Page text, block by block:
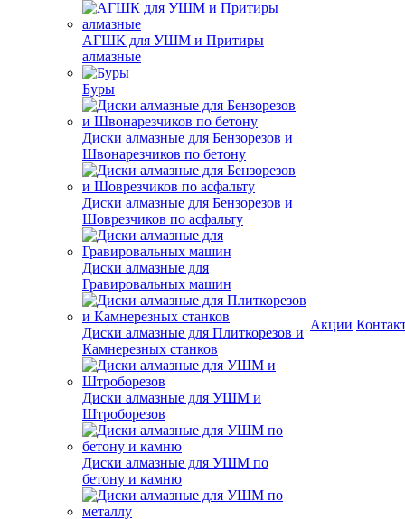
АГШК для УШМ и Притиры
алмазные
Буры
Диски алмазные для Бензорезов и
Швонарезчиков по бетону
Диски алмазные для Бензорезов и
Шоврезчиков по асфальту
Диски алмазные для
Гравировальных машин
Диски алмазные для Плиткорезов и
Камнерезных станков
Диски алмазные для УШМ и
Штроборезов
Диски алмазные для УШМ по
бетону и камню
Акции